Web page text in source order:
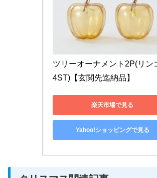
ツリーオーナメント2P(リン
4ST)【玄関先迄納品】
楽天市場で見る
Yahoo!ショッピングで見る